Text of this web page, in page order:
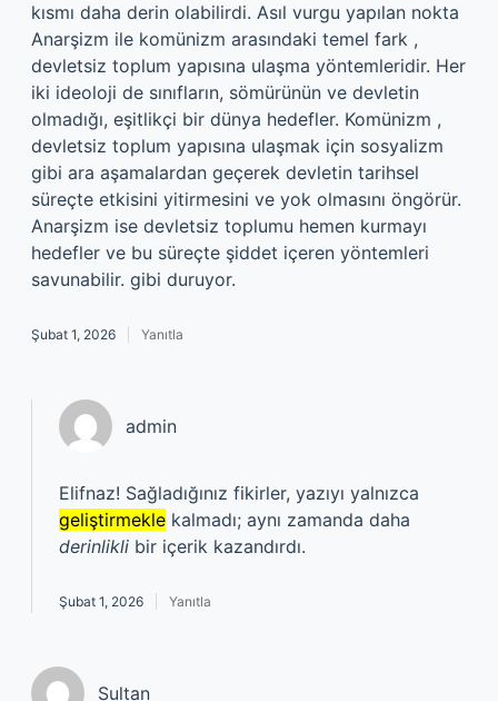
kısmı daha derin olabilirdi. Asıl vurgu yapılan nokta
Anarşizm ile komünizm arasındaki temel fark ,
devletsiz toplum yapısına ulaşma yöntemleridir. Her
iki ideoloji de sınıfların, sömürünün ve devletin
olmadığı, eşitlikçi bir dünya hedefler. Komünizm ,
devletsiz toplum yapısına ulaşmak için sosyalizm
gibi ara aşamalardan geçerek devletin tarihsel
süreçte etkisini yitirmesini ve yok olmasını öngörür.
Anarşizm ise devletsiz toplumu hemen kurmayı
hedefler ve bu süreçte şiddet içeren yöntemleri
savunabilir. gibi duruyor.
Şubat 1, 2026 Yanıtla
admin
Elifnaz! Sağladığınız fikirler, yazıyı yalnızca
geliştirmekle kalmadı; aynı zamanda daha
derinlikli bir içerik kazandırdı.
Şubat 1, 2026 Yanıtla
Sultan